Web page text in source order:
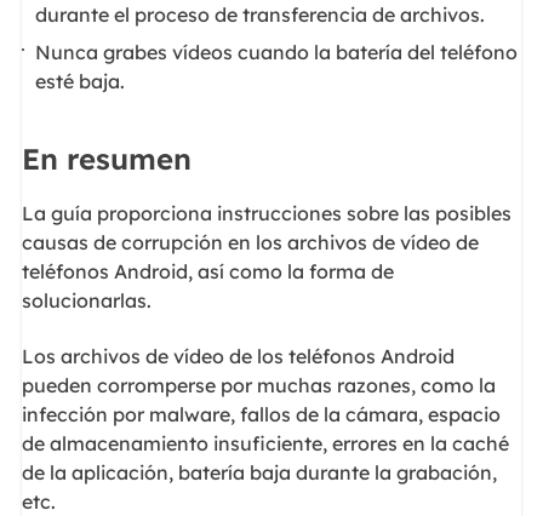
durante el proceso de transferencia de archivos.
Nunca grabes vídeos cuando la batería del teléfono
esté baja.
En resumen
La guía proporciona instrucciones sobre las posibles
causas de corrupción en los archivos de vídeo de
teléfonos Android, así como la forma de
solucionarlas.
Los archivos de vídeo de los teléfonos Android
pueden corromperse por muchas razones, como la
infección por malware, fallos de la cámara, espacio
de almacenamiento insuficiente, errores en la caché
de la aplicación, batería baja durante la grabación,
etc.